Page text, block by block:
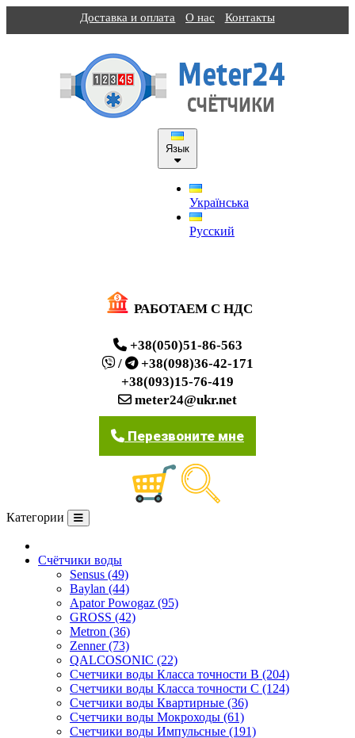
Доставка и оплата О нас Контакты
Язык
Українська
Русский
РАБОТАЕМ С НДС
+38(050)51-86-563
/
+38(098)36-42-171
+38(093)15-76-419
meter24@ukr.net
Перезвоните мне
Категории
Счётчики воды
Sensus (49)
Baylan (44)
Apator Powogaz (95)
GROSS (42)
Metron (36)
Zenner (73)
QALCOSONIC (22)
Счетчики воды Класса точности В (204)
Счетчики воды Класса точности С (124)
Счетчики воды Квартирные (36)
Счетчики воды Мокроходы (61)
Счетчики воды Импульсные (191)